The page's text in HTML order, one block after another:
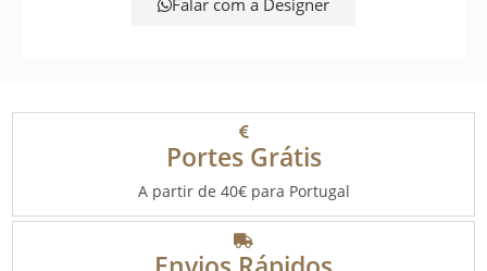
Portes Grátis
A partir de 40€ para Portugal